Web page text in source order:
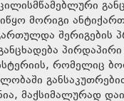
მორიგი
შერიგების
რომელიც
მაქსიმალურად